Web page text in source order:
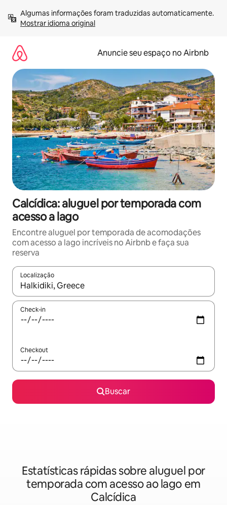
para
Mostrar idioma original
Anuncie seu espaço no Airbnb
Calcídica: aluguel por temporada com
acesso a lago
Encontre aluguel por temporada de acomodações
com acesso a lago incríveis no Airbnb e faça sua
reserva
Localização
Quando os resultados estiverem disponíveis, explore-os
Check-in
Checkout
Buscar
Estatísticas rápidas sobre aluguel por
temporada com acesso ao lago em
Calcídica